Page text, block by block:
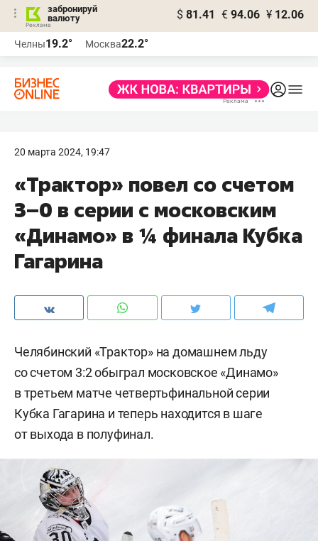
забронируй
валюту
$ 81.41 € 94.06 ¥ 12.06
Челны19.2° Москва22.2°
20 марта 2024, 19:47
«Трактор» повел со счетом
3–0 в серии с московским
«Динамо» в ¼ финала Кубка
Гагарина
Челябинский «Трактор» на домашнем льду
со счетом 3:2 обыграл московское «Динамо»
в третьем матче четвертьфинальной серии
Кубка Гагарина и теперь находится в шаге
от выхода в полуфинал.